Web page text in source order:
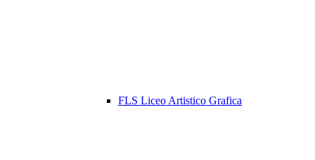
FLS Liceo Artistico Grafica